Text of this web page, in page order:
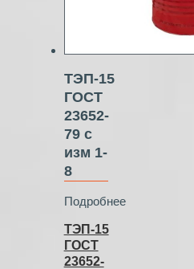
ТЭП-15
ГОСТ
23652-
79 с
изм 1-
8
Подробнее
ТЭП-15
ГОСТ
23652-